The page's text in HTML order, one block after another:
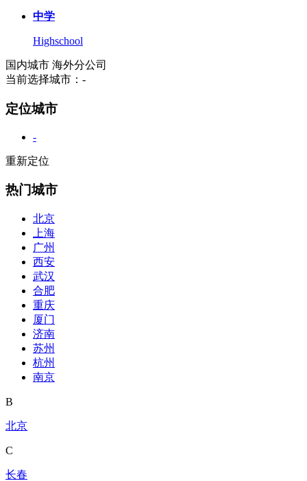
中学
Highschool
国内城市 海外分公司
当前选择城市： -
定位城市
-
重新定位
热门城市
北京
上海
广州
西安
武汉
合肥
重庆
厦门
济南
苏州
杭州
南京
B
北京
C
长春